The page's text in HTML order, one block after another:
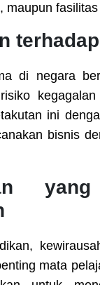
maupun
di negara
ini
bisnis
mata